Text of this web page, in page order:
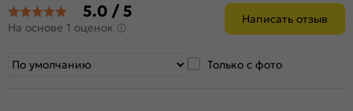
5.0 / 5
На основе 1 оценок
Написать отзыв
Только с фото